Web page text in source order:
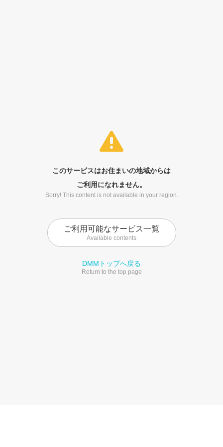
このサービスはお住まいの地域からは
ご利用になれません。
Sorry! This content is not available in your region.
ご利用可能なサービス一覧
Available contents
DMMトップへ戻る
Return to the top page